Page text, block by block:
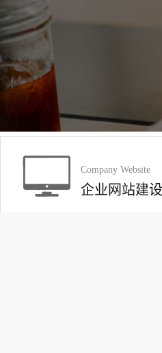
Company Website
企业网站建设